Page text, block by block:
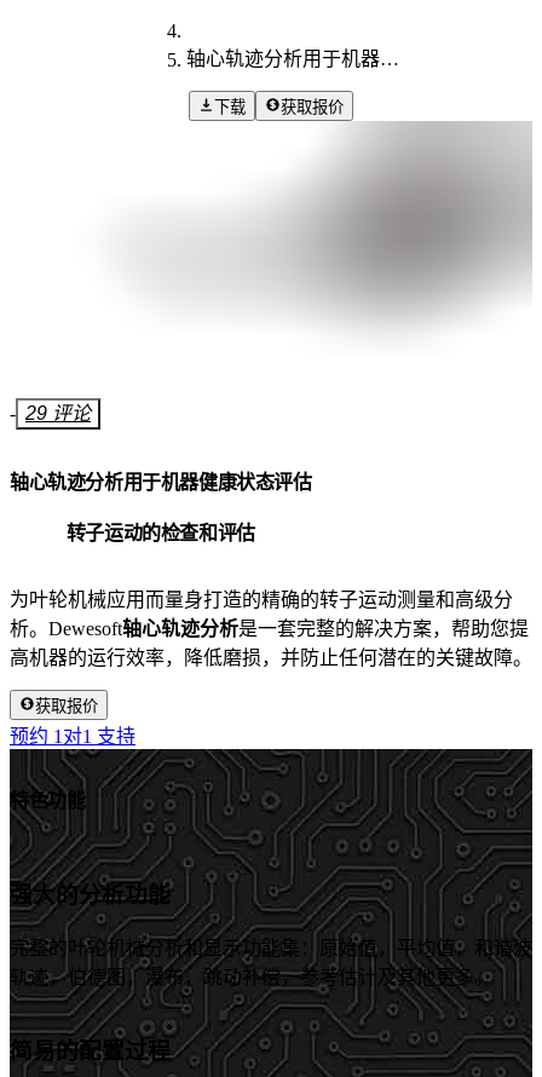
轴心轨迹分析用于机器健康状态评估
下载 获取报价
- 29 评论
轴心轨迹分析用于机器健康状态评估
转子运动的检查和评估
为叶轮机械应用而量身打造的精确的转子运动测量和高级分
析。Dewesoft轴心轨迹分析是一套完整的解决方案，帮助您提
高机器的运行效率，降低磨损，并防止任何潜在的关键故障。
获取报价
预约 1对1 支持
特色功能
强大的分析功能
完整的叶轮机械分析和显示功能集：原始值，平均值，和谐波
轨迹，伯德图，瀑布，跳动补偿，参考估计及其他更多。
简易的配置过程